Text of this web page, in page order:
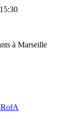
à Marseille